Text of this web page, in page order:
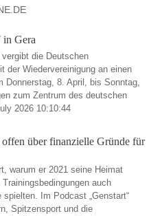
in Gera
die Deutschen
der Wiedervereinigung an einen
Donnerstag, 8. April, bis Sonntag,
zum Zentrum des deutschen
2026 10:10:44
über finanzielle Gründe für
warum er 2021 seine Heimat
auch
Im Podcast „Genstart“
Spitzensport und die